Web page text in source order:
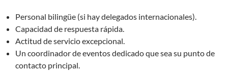
Personal bilingüe (si hay delegados internacionales).
Capacidad de respuesta rápida.
Actitud de servicio excepcional.
Un coordinador de eventos dedicado que sea su punto de
contacto principal.